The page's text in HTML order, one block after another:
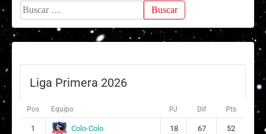
Buscar:
Liga Primera 2026
Pos Equipo PJ Dif Pts
1 Colo-Colo 18 67 52